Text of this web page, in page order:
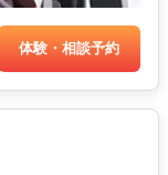
体験・相談予約